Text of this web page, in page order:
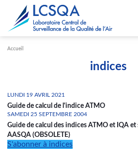
Accueil
indices
LUNDI 19 AVRIL 2021
Guide de calcul de l'indice ATMO
SAMEDI 25 SEPTEMBRE 2004
Guide de calcul des indices ATMO et IQA
AASQA (OBSOLETE)
S'abonner à indices
Paramétrer les cookies